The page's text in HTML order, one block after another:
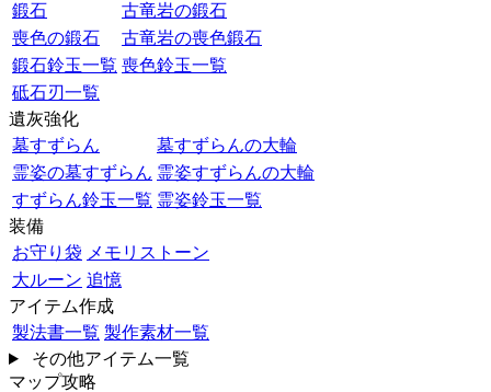
鍛石
古竜岩の鍛石
喪色の鍛石
古竜岩の喪色鍛石
鍛石鈴玉一覧 喪色鈴玉一覧
砥石刃一覧
遺灰強化
墓すずらん
墓すずらんの大輪
霊姿の墓すずらん 霊姿すずらんの大輪
すずらん鈴玉一覧 霊姿鈴玉一覧
装備
お守り袋 メモリストーン
大ルーン 追憶
アイテム作成
製法書一覧 製作素材一覧
その他アイテム一覧
マップ攻略